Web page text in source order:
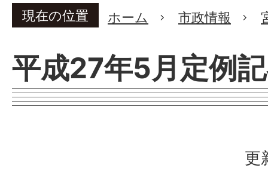
現在の位置 ホーム 市政情報
平成27年5月定例
更